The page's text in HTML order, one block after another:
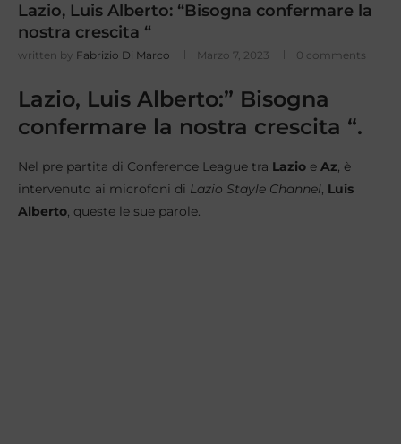
Lazio, Luis Alberto: “Bisogna confermare la
nostra crescita “
written by Fabrizio Di Marco Marzo 7, 2023 0 comments
Lazio, Luis Alberto:” Bisogna
confermare la nostra crescita “.
Nel pre partita di Conference League tra Lazio e Az, è
intervenuto ai microfoni di Lazio Stayle Channel, Luis
Alberto, queste le sue parole.